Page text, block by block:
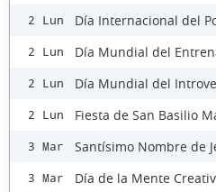
2 Lun Día Internacional del
2 Lun Día Mundial del
2 Lun Día Mundial del
2 Lun Fiesta de San Basilio
3 Mar Santísimo Nombre de
3 Mar Día de la Mente